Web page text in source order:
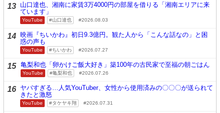
13 山口達也、湘南に家賃3万4000円の部屋を借りる「湘南エリアに来
ています」
YouTube 山口達也 2026.08.03
14 映画『ちいかわ』初日9.3億円。観た人から「こんな話なの」と困
惑の声も
YouTube ちいかわ 2026.07.27
15 亀梨和也「卵かけご飯大好き」築100年の古民家で至福の朝ごはん
YouTube 亀梨和也 2026.07.26
16 ヤバすぎる…人気YouTuber、女性から使用済みの〇〇〇が送られて
きたと激怒
YouTube タケヤキ翔 2026.07.31